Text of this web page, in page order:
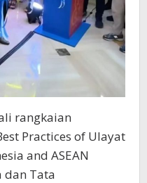
rangkaian
Practices of Ulayat
and ASEAN
dan Tata